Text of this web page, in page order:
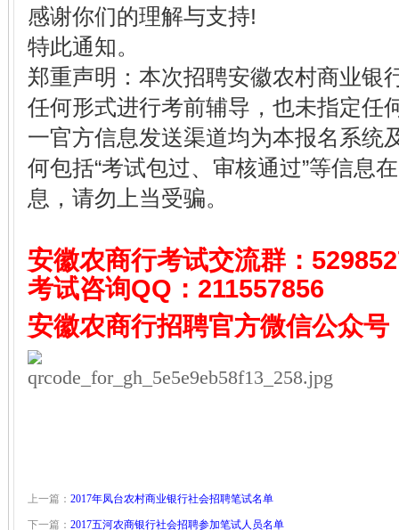
感谢你们的理解与支持!
特此通知。
郑重声明：本次招聘安徽农村商业银
任何形式进行考前辅导，也未指定任
一官方信息发送渠道均为本报名系统
何包括“考试包过、审核通过”等信息
息，请勿上当受骗。
安徽农商行考试交流群：
考试咨询QQ： 211557856
安徽农商行招聘官方微信公众号
上一篇： 2017年凤台农村商业银行社会招聘笔试名单
下一篇： 2017五河农商银行社会招聘参加笔试人员名单